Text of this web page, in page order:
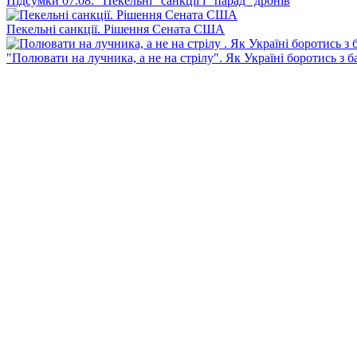
Пекельні санкції. Рішення Сената США
"Полювати на лучника, а не на стрілу". Як Україні боротись з